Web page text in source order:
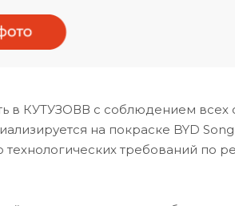
в КУТУЗОВВ с соблюдением всех
на покраске BYD
требований по